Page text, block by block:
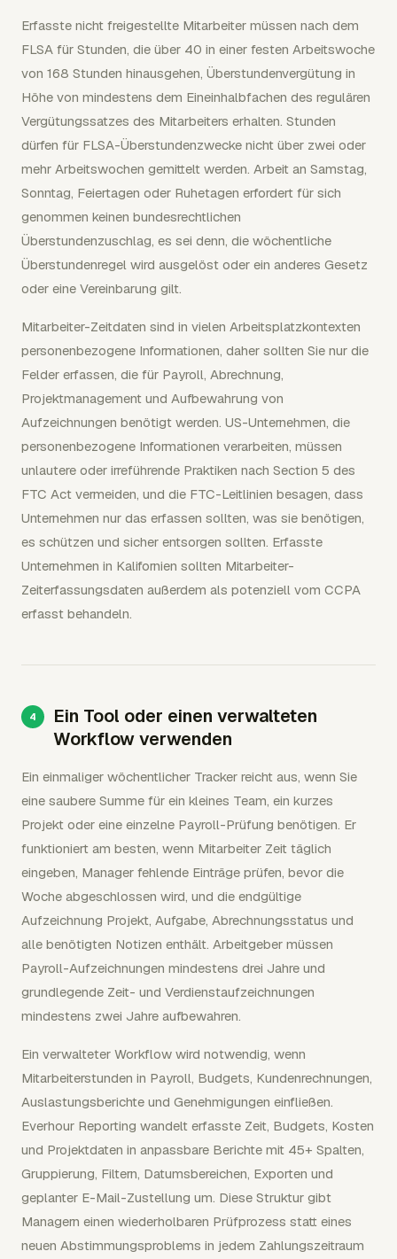
Erfasste nicht freigestellte Mitarbeiter müssen nach dem
FLSA für Stunden, die über 40 in einer festen Arbeitswoche
von 168 Stunden hinausgehen, Überstundenvergütung in
Höhe von mindestens dem Eineinhalbfachen des regulären
Vergütungssatzes des Mitarbeiters erhalten. Stunden
dürfen für FLSA-Überstundenzwecke nicht über zwei oder
mehr Arbeitswochen gemittelt werden. Arbeit an Samstag,
Sonntag, Feiertagen oder Ruhetagen erfordert für sich
genommen keinen bundesrechtlichen
Überstundenzuschlag, es sei denn, die wöchentliche
Überstundenregel wird ausgelöst oder ein anderes Gesetz
oder eine Vereinbarung gilt.
Mitarbeiter-Zeitdaten sind in vielen Arbeitsplatzkontexten
personenbezogene Informationen, daher sollten Sie nur die
Felder erfassen, die für Payroll, Abrechnung,
Projektmanagement und Aufbewahrung von
Aufzeichnungen benötigt werden. US-Unternehmen, die
personenbezogene Informationen verarbeiten, müssen
unlautere oder irreführende Praktiken nach Section 5 des
FTC Act vermeiden, und die FTC-Leitlinien besagen, dass
Unternehmen nur das erfassen sollten, was sie benötigen,
es schützen und sicher entsorgen sollten. Erfasste
Unternehmen in Kalifornien sollten Mitarbeiter-
Zeiterfassungsdaten außerdem als potenziell vom CCPA
erfasst behandeln.
Ein Tool oder einen verwalteten
Workflow verwenden
Ein einmaliger wöchentlicher Tracker reicht aus, wenn Sie
eine saubere Summe für ein kleines Team, ein kurzes
Projekt oder eine einzelne Payroll-Prüfung benötigen. Er
funktioniert am besten, wenn Mitarbeiter Zeit täglich
eingeben, Manager fehlende Einträge prüfen, bevor die
Woche abgeschlossen wird, und die endgültige
Aufzeichnung Projekt, Aufgabe, Abrechnungsstatus und
alle benötigten Notizen enthält. Arbeitgeber müssen
Payroll-Aufzeichnungen mindestens drei Jahre und
grundlegende Zeit- und Verdienstaufzeichnungen
mindestens zwei Jahre aufbewahren.
Ein verwalteter Workflow wird notwendig, wenn
Mitarbeiterstunden in Payroll, Budgets, Kundenrechnungen,
Auslastungsberichte und Genehmigungen einfließen.
Everhour Reporting wandelt erfasste Zeit, Budgets, Kosten
und Projektdaten in anpassbare Berichte mit 45+ Spalten,
Gruppierung, Filtern, Datumsbereichen, Exporten und
geplanter E-Mail-Zustellung um. Diese Struktur gibt
Managern einen wiederholbaren Prüfprozess statt eines
neuen Abstimmungsproblems in jedem Zahlungszeitraum